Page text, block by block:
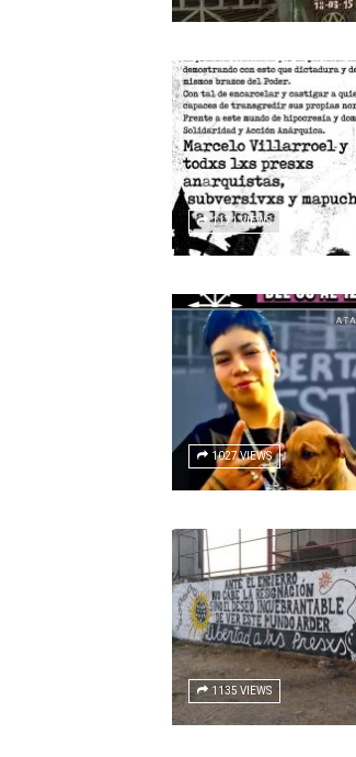
1171 VIEWS
1027 VIEWS
1135 VIEWS